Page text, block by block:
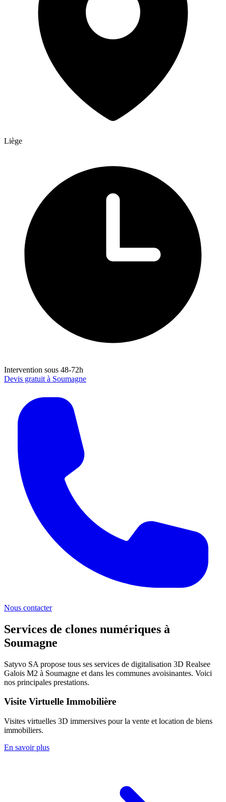
Liège
Intervention sous 48-72h
Devis gratuit à Soumagne
Nous contacter
Services de clones numériques à
Soumagne
Satyvo SA propose tous ses services de digitalisation 3D Realsee
Galois M2 à Soumagne et dans les communes avoisinantes. Voici
nos principales prestations.
Visite Virtuelle Immobilière
Visites virtuelles 3D immersives pour la vente et location de biens
immobiliers.
En savoir plus